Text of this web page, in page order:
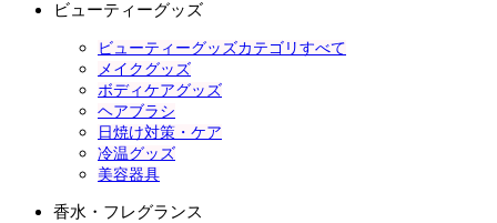
ビューティーグッズ
ビューティーグッズカテゴリすべて
メイクグッズ
ボディケアグッズ
ヘアブラシ
日焼け対策・ケア
冷温グッズ
美容器具
香水・フレグランス